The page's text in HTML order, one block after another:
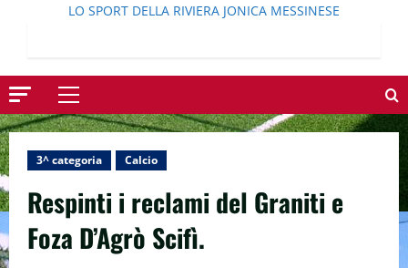
LO SPORT DELLA RIVIERA JONICA MESSINESE
Menu
principale
3^ categoria Calcio
Respinti i reclami del Graniti e
Foza D’Agrò Scifì.